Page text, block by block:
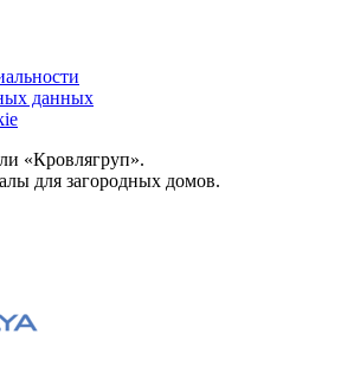
данных
«Кровлягруп».
для загородных домов.